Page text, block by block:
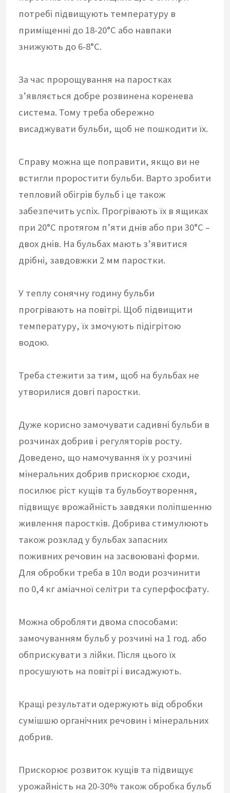
потребі підвищують температуру в
приміщенні до 18-20°С або навпаки
знижують до 6-8°С.
За час пророщування на паростках
з’являється добре розвинена коренева
система. Тому треба обережно
висаджувати бульби, щоб не пошкодити їх.
Справу можна ще поправити, якщо ви не
встигли проростити бульби. Варто зробити
тепловий обігрів бульб і це також
забезпечить успіх. Прогрівають їх в ящиках
при 20°С протягом п’яти днів або при 30°С –
двох днів. На бульбах мають з’явитися
дрібні, завдовжки 2 мм паростки.
У теплу сонячну годину бульби
прогрівають на повітрі. Щоб підвищити
температуру, їх змочують підігрітою
водою.
Треба стежити за тим, щоб на бульбах не
утворилися довгі паростки.
Дуже корисно замочувати садивні бульби в
розчинах добрив і регуляторів росту.
Доведено, що намочування їх у розчині
мінеральних добрив прискорює сходи,
посилює ріст кущів та бульбоутворення,
підвищує врожайність завдяки поліпшенню
живлення паростків. Добрива стимулюють
також розклад у бульбах запасних
поживних речовин на засвоювані форми.
Для обробки треба в 10л води розчинити
по 0,4 кг аміачної селітри та суперфосфату.
Можна обробляти двома способами:
замочуванням бульб у розчині на 1 год. або
обприскувати з лійки. Після цього їх
просушують на повітрі і висаджують.
Кращі результати одержують від обробки
сумішшю органічних речовин і мінеральних
добрив.
Прискорює розвиток кущів та підвищує
урожайність на 20-30% також обробка бульб